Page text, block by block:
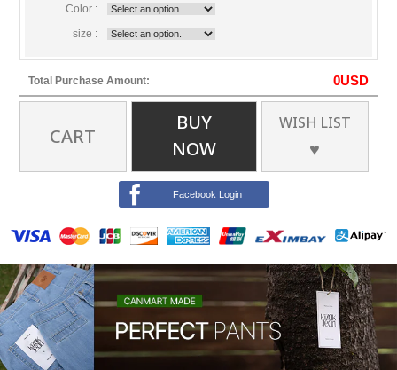
Color :
size :
Total Purchase Amount: 0USD
CART
BUY
NOW
WISH LIST
♥
Facebook Login